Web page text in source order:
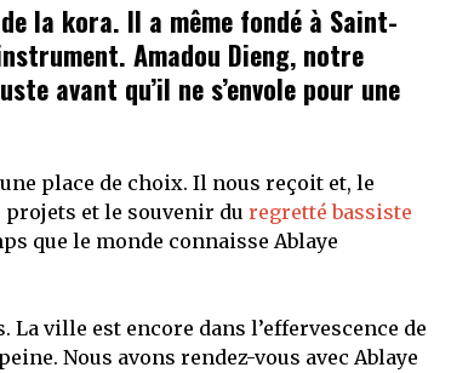
la kora. Il a même fondé à Saint-
Amadou Dieng, notre
avant qu’il ne s’envole pour une
place de choix. Il nous reçoit et, le
projets et le souvenir du regretté bassiste
que le monde connaisse Ablaye
ville est encore dans l’effervescence de
Nous avons rendez-vous avec Ablaye